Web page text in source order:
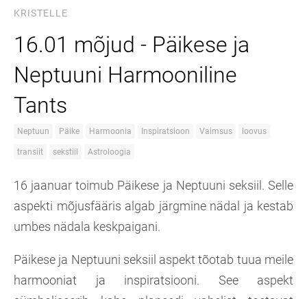
KRISTELLE
16.01 mõjud - Päikese ja
Neptuuni Harmooniline
Tants
Neptuun Päike Harmoonia Inspiratsioon Vaimsus loovus
transiit sekstiil Astroloogia
16 jaanuar toimub Päikese ja Neptuuni seksiil. Selle
aspekti mõjusfääris algab järgmine nädal ja kestab
umbes nädala keskpaigani.
Päikese ja Neptuuni seksiil aspekt tõotab tuua meile
harmooniat ja inspiratsiooni. See aspekt